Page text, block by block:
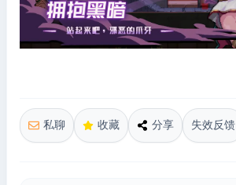
私聊 收藏 分享 失效反馈